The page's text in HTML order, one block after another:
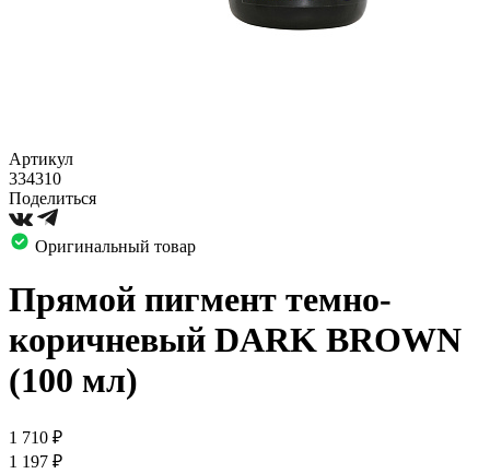
Артикул
334310
Поделиться
Оригинальный товар
Прямой пигмент темно-
коричневый DARK BROWN
(100 мл)
1 710 ₽
1 197 ₽